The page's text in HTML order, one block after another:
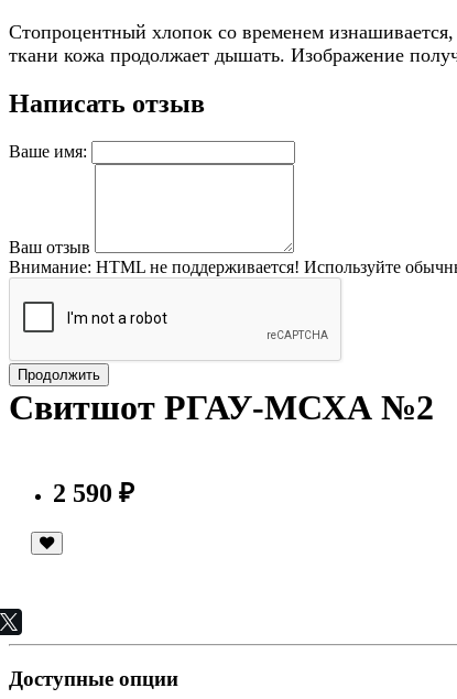
Стопроцентный хлопок со временем
ткани кожа продолжает дышать. Изображение
Написать отзыв
Ваше имя:
Ваш отзыв
Внимание: HTML не поддерживается! Используйте
Продолжить
Свитшот РГАУ-МСХА №2
2 590 ₽
Доступные опции